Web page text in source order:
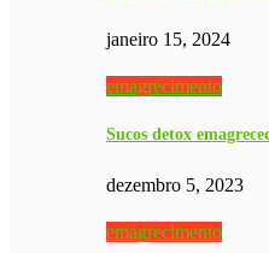
janeiro 15, 2024
emagrecimento
Sucos detox
dezembro 5, 2023
emagrecimento